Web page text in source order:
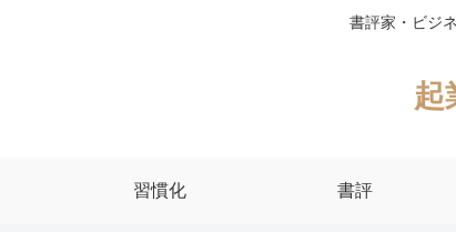
書評家・ビジ
起
習慣化 書評